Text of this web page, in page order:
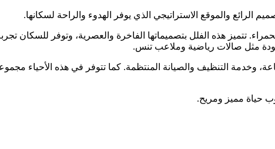
الرائع والموقع الاستراتيجي الذي يوفر الهدوء والراحة لسكانها.
تتميز هذه الفلل بتصميماتها الفاخرة والعصرية، وتوفر للسكان
مثل صالات رياضية وملاعب تنس.
وخدمة التنظيف والصيانة المنتظمة. كما تتوفر في هذه الأحياء
حياة مميز ومريح.